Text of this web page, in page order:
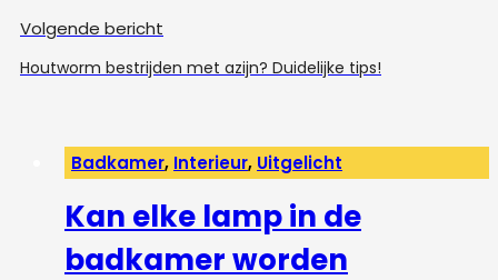
Volgende bericht
Houtworm bestrijden met azijn? Duidelijke tips!
Badkamer, Interieur, Uitgelicht
Kan elke lamp in de
badkamer worden